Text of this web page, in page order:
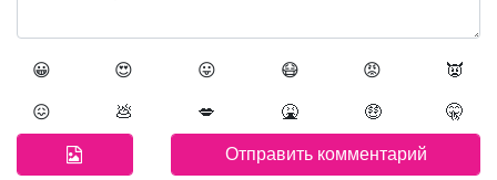
😀 😍 😛 😷 😡 👿
😖 💩 💋 🤮 🤑 🤫